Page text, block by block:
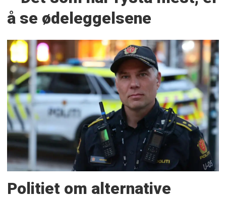
å se ødeleggelsene
Politiet om alternative